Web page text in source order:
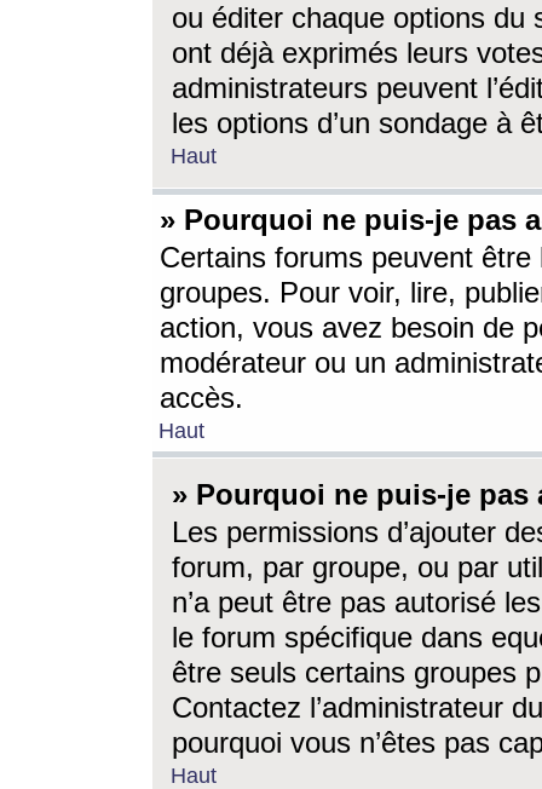
ou éditer chaque options du
ont déjà exprimés leurs
administrateurs peuvent
les options d’un sondage à
Haut
» Pourquoi ne puis-je pas
Certains forums peuvent être
groupes. Pour voir, lire,
action, vous avez besoin de
modérateur ou un
accès.
Haut
» Pourquoi ne puis-je
Les permissions d’ajouter
forum, par groupe, ou par
n’a peut être pas autorisé
le forum spécifique dans
être seuls certains groupes
Contactez l’administrateur
pourquoi vous n’êtes pas
Haut